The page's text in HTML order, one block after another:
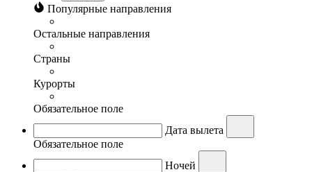
Популярные направления
Остальные направления
Страны
Курорты
Обязательное поле
Дата вылета
Обязательное поле
Ночей